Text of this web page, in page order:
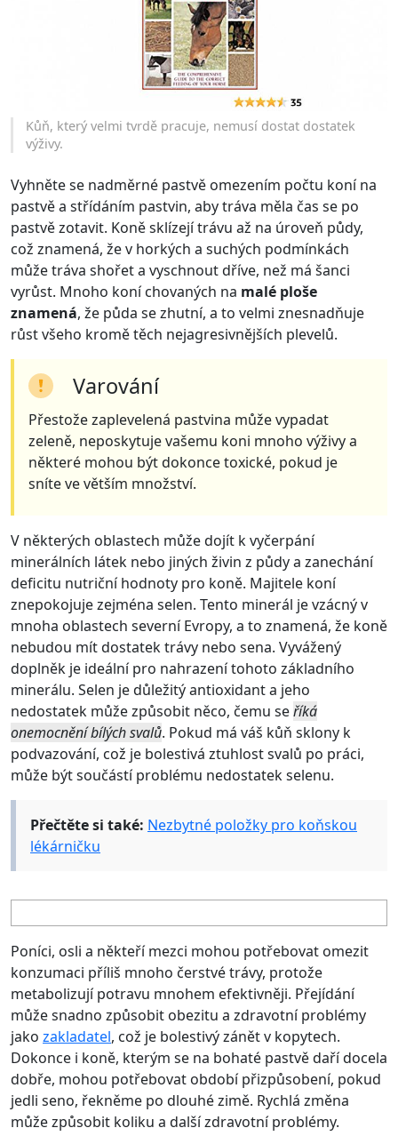
Kůň, který velmi tvrdě pracuje, nemusí dostat dostatek
výživy.
Vyhněte se nadměrné pastvě omezením počtu koní na
pastvě a střídáním pastvin, aby tráva měla čas se po
pastvě zotavit. Koně sklízejí trávu až na úroveň půdy,
což znamená, že v horkých a suchých podmínkách
může tráva shořet a vyschnout dříve, než má šanci
vyrůst. Mnoho koní chovaných na malé ploše
znamená, že půda se zhutní, a to velmi znesnadňuje
růst všeho kromě těch nejagresivnějších plevelů.
Varování
Přestože zaplevelená pastvina může vypadat
zeleně, neposkytuje vašemu koni mnoho výživy a
některé mohou být dokonce toxické, pokud je
sníte ve větším množství.
V některých oblastech může dojít k vyčerpání
minerálních látek nebo jiných živin z půdy a zanechání
deficitu nutriční hodnoty pro koně. Majitele koní
znepokojuje zejména selen. Tento minerál je vzácný v
mnoha oblastech severní Evropy, a to znamená, že koně
nebudou mít dostatek trávy nebo sena. Vyvážený
doplněk je ideální pro nahrazení tohoto základního
minerálu. Selen je důležitý antioxidant a jeho
nedostatek může způsobit něco, čemu seříká
onemocnění bílých svalů. Pokud má váš kůň sklony k
podvazování, což je bolestivá ztuhlost svalů po práci,
může být součástí problému nedostatek selenu.
Přečtěte si také: Nezbytné položky pro koňskou
lékárničku
Poníci, osli a někteří mezci mohou potřebovat omezit
konzumaci příliš mnoho čerstvé trávy, protože
metabolizují potravu mnohem efektivněji. Přejídání
může snadno způsobit obezitu a zdravotní problémy
jako zakladatel, což je bolestivý zánět v kopytech.
Dokonce i koně, kterým se na bohaté pastvě daří docela
dobře, mohou potřebovat období přizpůsobení, pokud
jedli seno, řekněme po dlouhé zimě. Rychlá změna
může způsobit koliku a další zdravotní problémy.